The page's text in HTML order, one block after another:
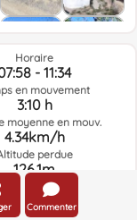
Horaire
- 11:34
en mouvement
3:10 h
moyenne en mouv.
4.34km/h
perdue
126.1m
Commenter